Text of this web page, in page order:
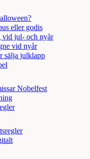
eller godis
vid jul- och nyår
vid nyår
sälja julklapp
Nobelfest